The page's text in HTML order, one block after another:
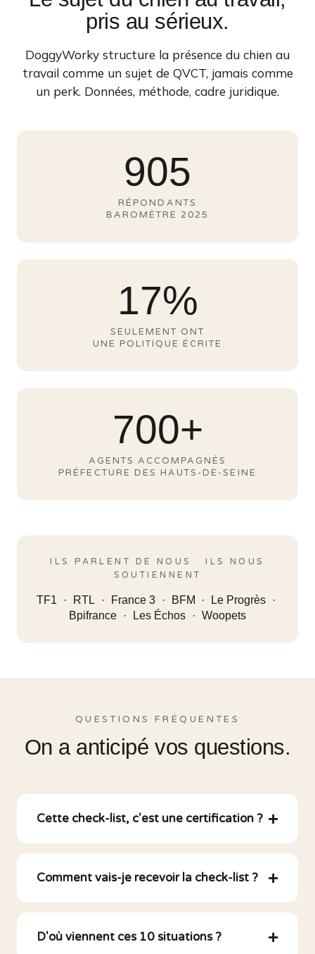
pris au sérieux.
DoggyWorky structure la présence du chien au
travail comme un sujet de QVCT, jamais comme
un perk. Données, méthode, cadre juridique.
905
RÉPONDANTS
BAROMÈTRE 2025
17%
SEULEMENT ONT
UNE POLITIQUE ÉCRITE
700+
AGENTS ACCOMPAGNÉS
PRÉFECTURE DES HAUTS-DE-SEINE
ILS PARLENT DE NOUS · ILS NOUS
SOUTIENNENT
TF1 RTL France 3 BFM
Le Progrès
Bpifrance
Les Échos Woopets
QUESTIONS FRÉQUENTES
On a anticipé vos questions.
Cette check-list, c'est une certification ?
Comment vais-je recevoir la check-list ?
D'où viennent ces 10 situations ?